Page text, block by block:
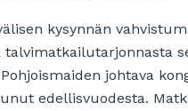
kysynnän
talvimatkailutarjonnasta
johtava
edellisvuodesta.